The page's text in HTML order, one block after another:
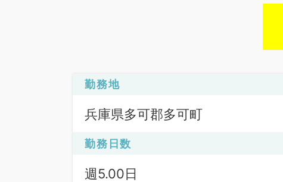
勤務地
兵庫県多可郡多可町
勤務日数
週5.00日